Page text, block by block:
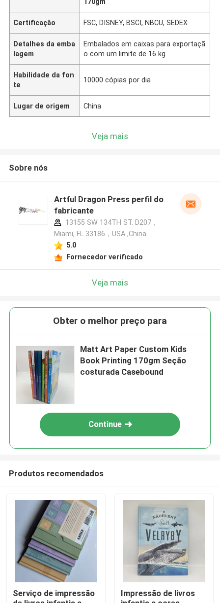
Certificação FSC, DISNEY, BSCI, NBCU, SEDEX
Detalhes da emba
lagem
Embalados em caixas para exportaçã
o com um limite de 16 kg
Habilidade da fon
te
10000 cópias por dia
Lugar de origem China
Veja mais
Sobre nós
Artful Dragon Press perfil do
fabricante
13155 SW 134TH ST. D207，
Miami, FL 33186，USA ,China
5.0
Fornecedor verificado
Veja mais
Obter o melhor preço para
Matt Art Paper Custom Kids
Book Printing 170gm Seção
costurada Casebound
Continue
Produtos recomendados
Serviço de impressão
Impressão de livros